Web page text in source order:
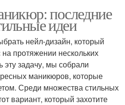
последние
идеи
нейл-дизайн, который
протяжении нескольких
эту задачу, мы собрали
маникюров, которые
Среди множества стильных
вариант, который захотите